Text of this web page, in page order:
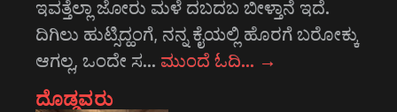
ಇವತ್ತೆಲ್ಲಾ ಜೋರು ಮಳೆ ದಬದಬ ಬೀಳ್ತಾನೆ ಇದೆ.
ದಿಗಿಲು ಹುಟ್ಸಿದ್ಹಂಗೆ, ನನ್ನ ಕೈಯಲ್ಲಿ ಹೊರಗೆ ಬರೋಕ್ಕು
ಆಗಲ್ಲ, ಒಂದೇ ಸ… ಮುಂದೆ ಓದಿ… →
ದೊಡ್ಡವರು